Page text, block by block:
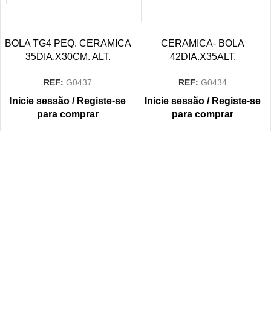
BOLA TG4 PEQ. CERAMICA
35DIA.X30CM. ALT.
REF: G0437
Inicie sessão / Registe-se
para comprar
CERAMICA- BOLA
42DIA.X35ALT.
REF: G0434
Inicie sessão / Registe-se
para comprar